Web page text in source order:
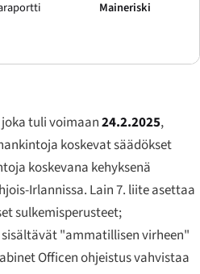
Maineriski
joka tuli voimaan24.2.2025,
koskevat säädökset
koskevana kehyksenä
Irlannissa. Lain 7. liite asettaa
sulkemisperusteet;
"ammatillisen virheen"
Officen ohjeistus vahvistaa